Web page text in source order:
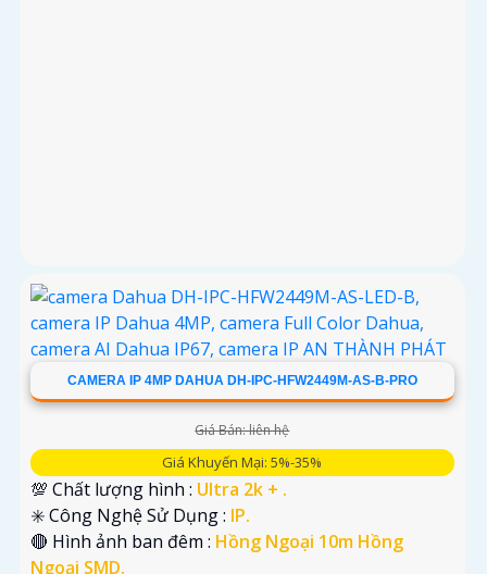
CAMERA IP 4MP DAHUA DH-IPC-HFW2449M-AS-B-PRO
Giá Bán: liên hệ
Giá Khuyến Mại: 5%-35%
💯 Chất lượng hình : Ultra 2k + .
✳️ Công Nghệ Sử Dụng : IP.
🔴 Hình ảnh ban đêm : Hồng Ngoại 10m Hồng
Ngoại SMD.